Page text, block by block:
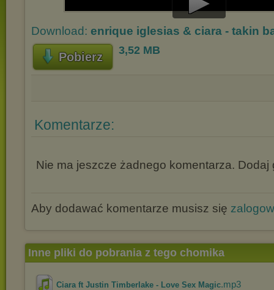
Play
Download: enrique iglesias & ciara - takin
Pobierz 3,52 MB
Komentarze:
Nie ma jeszcze żadnego komentarza. Dodaj
Aby dodawać komentarze musisz się
Inne pliki do pobrania z tego chomika
Ciara ft Justin Timberlake - Love Sex Magic.mp3